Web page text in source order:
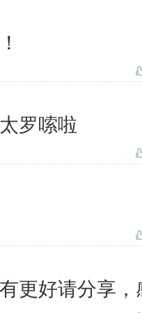
罗嗦啦
更好请分享